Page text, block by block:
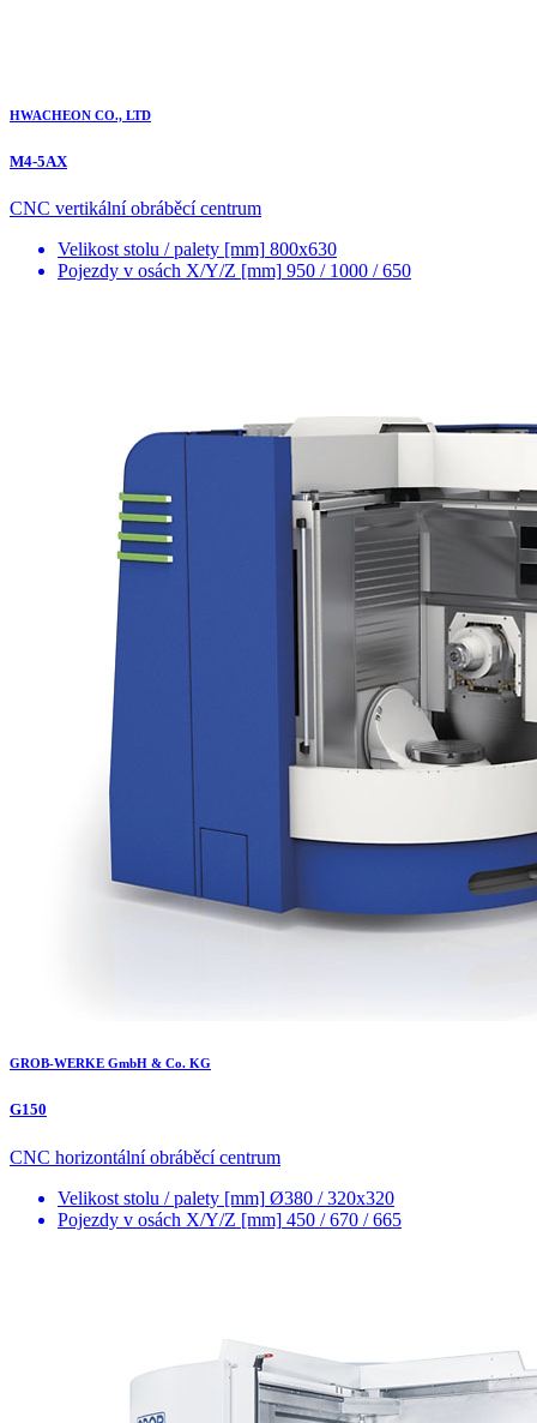
HWACHEON CO., LTD
M4-5AX
CNC vertikální obráběcí centrum
Velikost stolu / palety [mm] 800x630
Pojezdy v osách X/Y/Z [mm] 950 / 1000 / 650
GROB-WERKE GmbH & Co. KG
G150
CNC horizontální obráběcí centrum
Velikost stolu / palety [mm] Ø380 / 320x320
Pojezdy v osách X/Y/Z [mm] 450 / 670 / 665